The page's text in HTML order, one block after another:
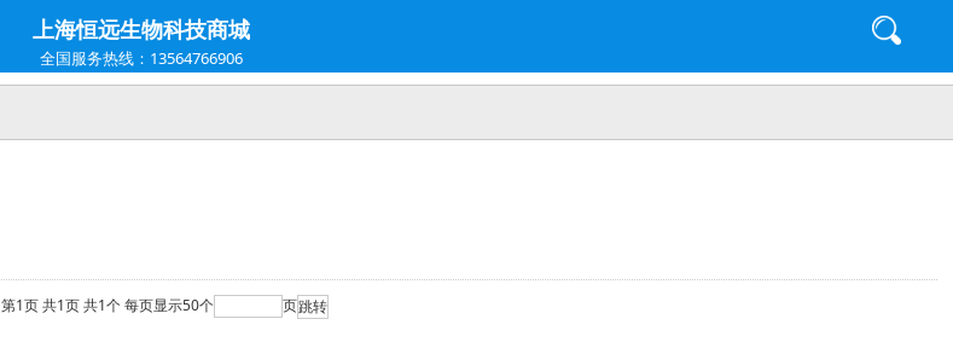
上海恒远生物科技商城
全国服务热线：13564766906
第1页共1页共1个每页显示50个 页